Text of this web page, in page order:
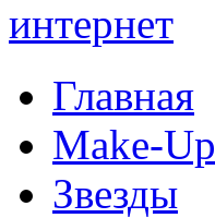
Главная
Make-Up
Звезды